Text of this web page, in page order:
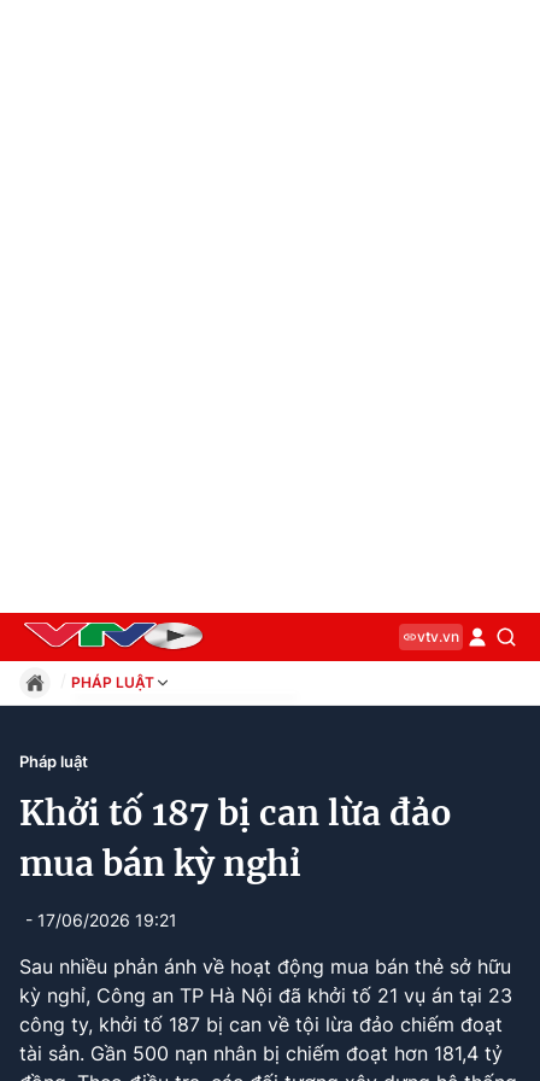
vtv.vn
PHÁP LUẬT
Xã hội
Kinh tế
Thế giới
Công nghệ
Current
0:00 / Duration
0:00
Pháp luật
Khởi tố 187 bị can lừa đảo
mua bán kỳ nghỉ
- 17/06/2026 19:21
Sau nhiều phản ánh về hoạt động mua bán thẻ sở hữu
kỳ nghỉ, Công an TP Hà Nội đã khởi tố 21 vụ án tại 23
công ty, khởi tố 187 bị can về tội lừa đảo chiếm đoạt
tài sản. Gần 500 nạn nhân bị chiếm đoạt hơn 181,4 tỷ